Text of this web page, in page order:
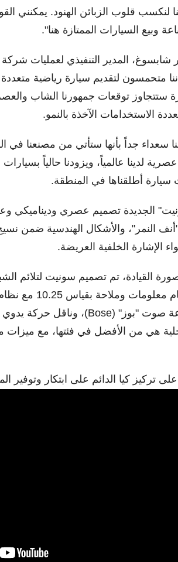
لنكسب قلوب الزبائن الهنود. يمكنني
وبيع السيارات الممتازة هنا".
شابسوغ، المدير التنفيذي لعمليات
متحمسون لتقديم سيارة رياضية
ستتجاوز توقعات جمهورنا الشاب
الاستخدامات الآخذة بالنمو.
سعداء جداً بأنها ستأتي من مصنعنا في
لدينا عالمياً، ويزودنا حالياً
سيارة أطلقناها في المنطقة.
الجديدة تصميم عصري وديناميكي
النمر"، والأشكال الهندسية ضمن
الإشارة الخلفية العريضة.
القيادة، تم تصميم سونيت لتلائم
هي من الأفضل في فئتها، مع ميزات
تركيز كيا الدائم على ابتكار وتوفير